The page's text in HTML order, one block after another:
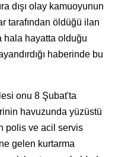
dışı olay kamuoyunun
tarafından öldüğü ilan
hala hayatta olduğu
haberinde bu
onu 8 Şubat'ta
havuzunda yüzüstü
polis ve acil servis
gelen kurtarma